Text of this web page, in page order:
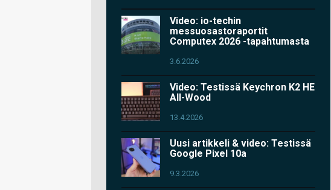
Video: io-techin
messuosastoraportit
Computex 2026 -tapahtumasta
3.6.2026
Video: Testissä Keychron K2 HE
All-Wood
13.4.2026
Uusi artikkeli & video: Testissä
Google Pixel 10a
9.3.2026